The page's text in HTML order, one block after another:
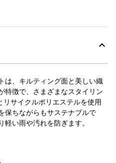
は、キルティング面と美しい織
特徴で、さまざまなスタイリン
リサイクルポリエステルを使用
保ちながらもサステナブルで
い雨や汚れを防ぎます。